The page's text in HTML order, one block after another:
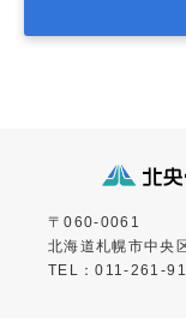
〒060-0061
北海道札幌市中央
TEL：011-261-